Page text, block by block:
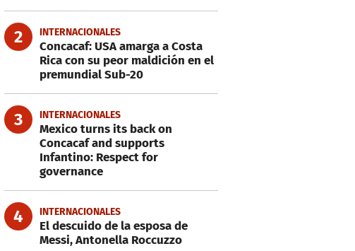
2 INTERNACIONALES
Concacaf: USA amarga a Costa
Rica con su peor maldición en el
premundial Sub-20
3 INTERNACIONALES
Mexico turns its back on
Concacaf and supports
Infantino: Respect for
governance
4 INTERNACIONALES
El descuido de la esposa de
Messi, Antonella Roccuzzo